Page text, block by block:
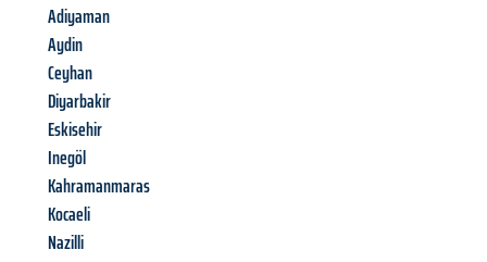
Adiyaman
Aydin
Ceyhan
Diyarbakir
Eskisehir
Inegöl
Kahramanmaras
Kocaeli
Nazilli